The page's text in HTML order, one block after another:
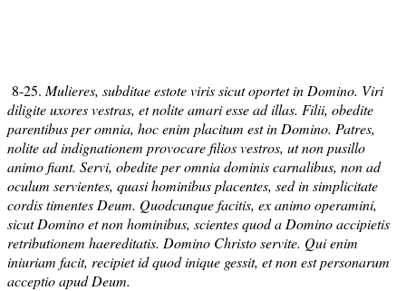
8-25. Mulieres, subditae estote viris sicut oportet in Domino. Viri
diligite uxores vestras, et nolite amari esse ad illas. Filii, obedite
parentibus per omnia, hoc enim placitum est in Domino. Patres,
nolite ad indignationem provocare filios vestros, ut non pusillo
animo fiant. Servi, obedite per omnia dominis carnalibus, non ad
oculum servientes, quasi hominibus placentes, sed in simplicitate
cordis timentes Deum. Quodcunque facitis, ex animo operamini,
sicut Domino et non hominibus, scientes quod a Domino accipietis
retributionem haereditatis. Domino Christo servite. Qui enim
iniuriam facit, recipiet id quod inique gessit, et non est personarum
acceptio apud Deum.